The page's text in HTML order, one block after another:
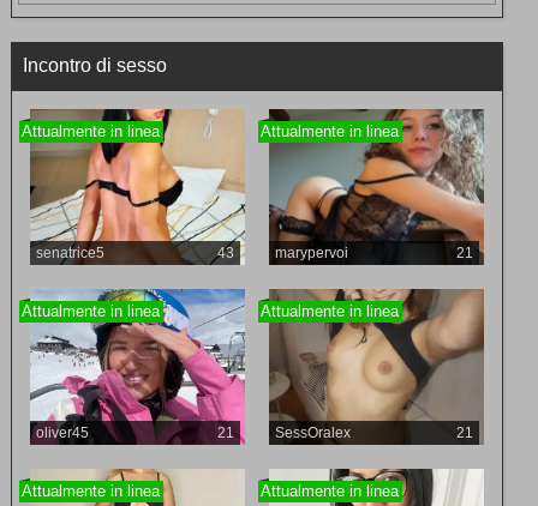
Incontro di sesso
Attualmente in linea
senatrice5 43
Attualmente in linea
marypervoi 21
Attualmente in linea
oliver45 21
Attualmente in linea
SessOralex 21
Attualmente in linea Attualmente in linea